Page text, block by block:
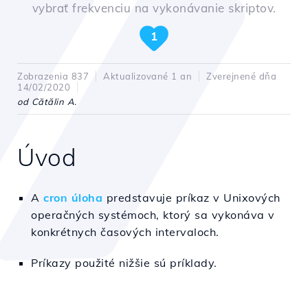
vybrať frekvenciu na vykonávanie skriptov.
1
Zobrazenia 837 Aktualizované 1 an
Zverejnené dňa
14/02/2020
od Cătălin A.
Úvod
A cron úloha predstavuje príkaz v Unixových
operačných systémoch, ktorý sa vykonáva v
konkrétnych časových intervaloch.
Príkazy použité nižšie sú príklady.